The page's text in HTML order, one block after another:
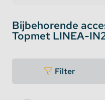
Bijbehorende
Topmet LINEA-
Filter